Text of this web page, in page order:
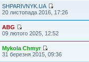
SHPARIVNYK.UA
20 листопада 2016, 17:26
ABG
09 лютого 2025, 12:52
Mykola Chmyr
31 березня 2015, 09:36